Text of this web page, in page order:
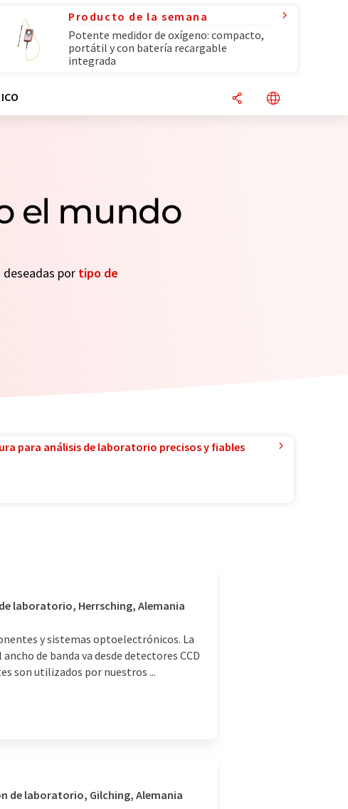
Producto de la semana
Potente medidor de oxígeno: compacto,
portátil y con batería recargable
integrada
el mundo
por tipo de
para análisis de laboratorio precisos y fiables
laboratorio, Herrsching, Alemania
y sistemas optoelectrónicos. La
de banda va desde detectores CCD
son utilizados por nuestros ...
de laboratorio, Gilching, Alemania